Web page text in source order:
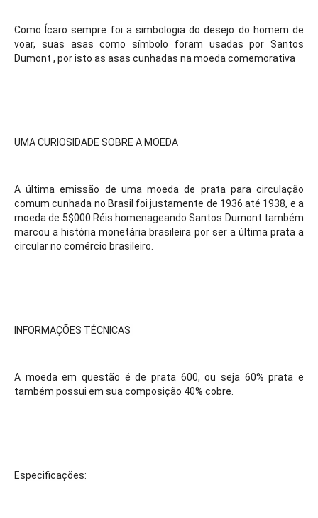
Como Ícaro sempre foi a simbologia do desejo do homem de
voar, suas asas como símbolo foram usadas por Santos
Dumont , por isto as asas cunhadas na moeda comemorativa
UMA CURIOSIDADE SOBRE A MOEDA
A última emissão de uma moeda de prata para circulação
comum cunhada no Brasil foi justamente de 1936 até 1938, e a
moeda de 5$000 Réis homenageando Santos Dumont também
marcou a história monetária brasileira por ser a última prata a
circular no comércio brasileiro.
INFORMAÇÕES TÉCNICAS
A moeda em questão é de prata 600, ou seja 60% prata e
também possui em sua composição 40% cobre.
Especificações: